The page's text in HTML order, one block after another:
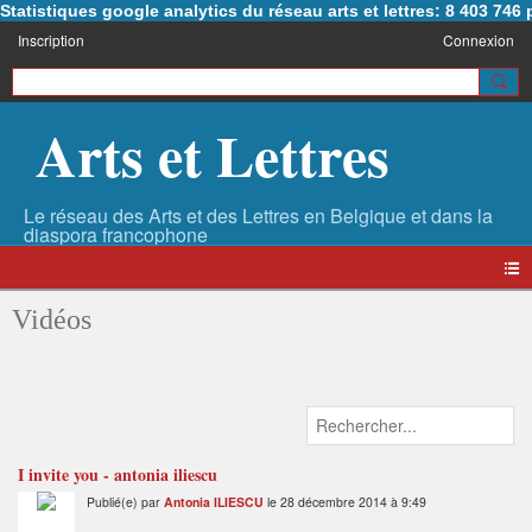
Statistiques google analytics du réseau arts et lettres: 8 403 746
Inscription Connexion
Arts et Lettres
Vidéos
I invite you - antonia iliescu
Publié(e) par Antonia ILIESCU le 28 décembre 2014 à 9:49